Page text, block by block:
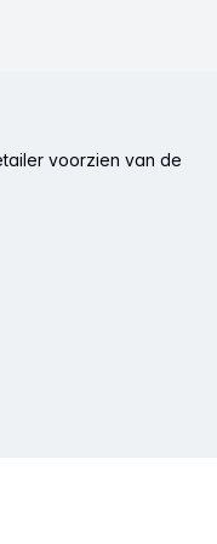
voorzien van de